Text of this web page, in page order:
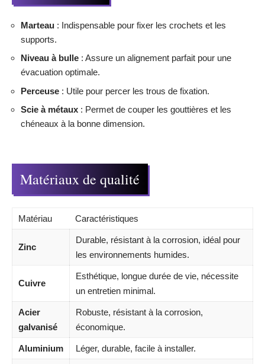
Marteau : Indispensable pour fixer les crochets et les
supports.
Niveau à bulle : Assure un alignement parfait pour une
évacuation optimale.
Perceuse : Utile pour percer les trous de fixation.
Scie à métaux : Permet de couper les gouttières et les
chéneaux à la bonne dimension.
Matériaux de qualité
Matériau Caractéristiques
Zinc
Durable, résistant à la corrosion, idéal pour
les environnements humides.
Cuivre
Esthétique, longue durée de vie, nécessite
un entretien minimal.
Acier
galvanisé
Robuste, résistant à la corrosion,
économique.
Aluminium Léger, durable, facile à installer.